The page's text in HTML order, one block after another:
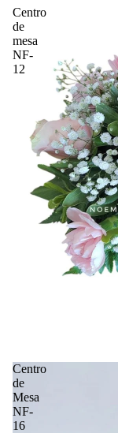
Centro
de
mesa
NF-
12
Centro
de
Mesa
NF-
16